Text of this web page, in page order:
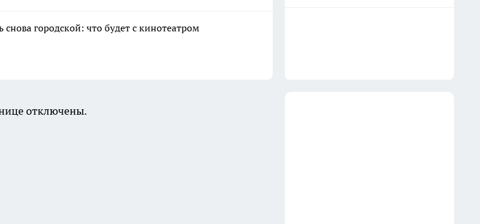
городской: что будет с кинотеатром
отключены.